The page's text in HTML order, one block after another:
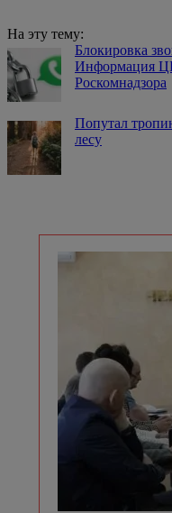
На эту тему:
Блокировка
Информация
Роскомнадзора
Попутал
лесу